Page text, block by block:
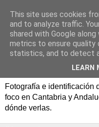
Aves de
fotografía y
Fotografía e identificación
foco en Cantabria y
dónde verlas.
This site uses cookies
and to analyze traffic.
shared with Google
metrics to ensure quality
statistics, and to detect
LEARN